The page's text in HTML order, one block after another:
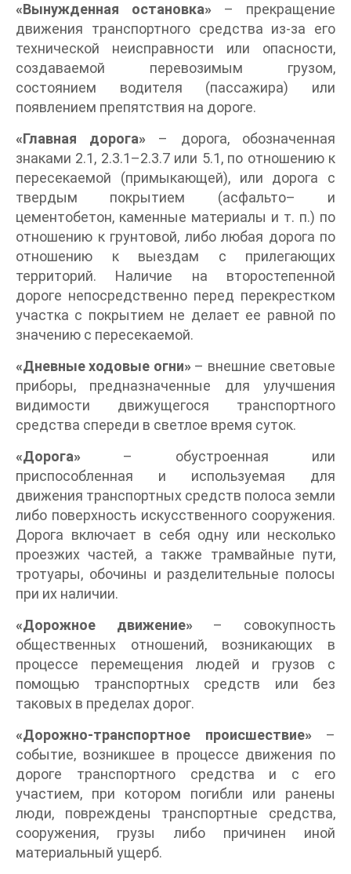
«Вынужденная остановка» – прекращение
движения транспортного средства из-за его
технической неисправности или опасности,
создаваемой перевозимым грузом,
состоянием водителя (пассажира) или
появлением препятствия на дороге.
«Главная дорога» – дорога, обозначенная
знаками 2.1, 2.3.1–2.3.7 или 5.1, по отношению к
пересекаемой (примыкающей), или дорога с
твердым покрытием (асфальто– и
цементобетон, каменные материалы и т. п.) по
отношению к грунтовой, либо любая дорога по
отношению к выездам с прилегающих
территорий. Наличие на второстепенной
дороге непосредственно перед перекрестком
участка с покрытием не делает ее равной по
значению с пересекаемой.
«Дневные ходовые огни» – внешние световые
приборы, предназначенные для улучшения
видимости движущегося транспортного
средства спереди в светлое время суток.
«Дорога» – обустроенная или
приспособленная и используемая для
движения транспортных средств полоса земли
либо поверхность искусственного сооружения.
Дорога включает в себя одну или несколько
проезжих частей, а также трамвайные пути,
тротуары, обочины и разделительные полосы
при их наличии.
«Дорожное движение» – совокупность
общественных отношений, возникающих в
процессе перемещения людей и грузов с
помощью транспортных средств или без
таковых в пределах дорог.
«Дорожно-транспортное происшествие» –
событие, возникшее в процессе движения по
дороге транспортного средства и с его
участием, при котором погибли или ранены
люди, повреждены транспортные средства,
сооружения, грузы либо причинен иной
материальный ущерб.